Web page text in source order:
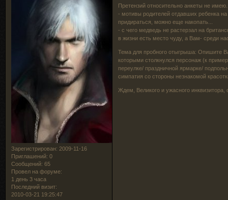
Зарегистрирован: 2009-11-16
Приглашений: 0
Сообщений: 65
Провел на форуме:
1 день 3 часа
Последний визит:
2010-03-21 19:25:47
Претензий относительно анкеты не
- мотивы родителей отдавших ребенка
придираться, можно еще накопать...
- с чего медведь не растерзал на
в жизни есть место чуду, а Вам- среди
Тема для пробного отыгрыша: Опишите
которыми столкнулся персонаж (к
переулке/ праздничной ярмарке/
симпатия со стороны незнакомой
Ждем, Великого и ужасного инквизитора,